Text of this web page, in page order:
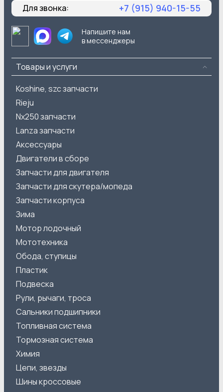
Для звонка: +7 (915) 940-15-55
Напишите нам
в мессенджеры
Товары и услуги
Koshine, szc запчасти
Rieju
Nx250 запчасти
Lanza запчасти
Аксессуары
Двигатели в сборе
Запчасти для двигателя
Запчасти для скутера/мопеда
Запчасти корпуса
Зима
Мотор лодочный
Мототехника
Обода, ступицы
Пластик
Подвеска
Рули, рычаги, троса
Сальники подшипники
Топливная система
Тормозная система
Химия
Цепи, звезды
Шины кроссовые